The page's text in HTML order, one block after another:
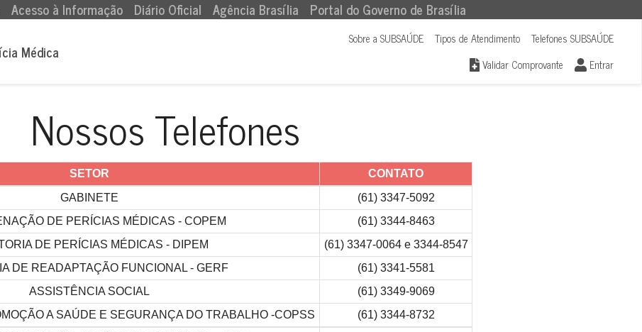
Acesso à Informação Diário Oficial Agência Brasília Portal do Governo de Brasília
Médica
Sobre a SUBSAÚDE Tipos de Atendimento
Telefones SUBSAÚDE
Validar Comprovante
Entrar
Nossos Telefones
SETOR
CONTATO
GABINETE
(61) 3347-5092
DE PERÍCIAS MÉDICAS - COPEM
(61) 3344-8463
DE PERÍCIAS MÉDICAS - DIPEM
(61) 3347-0064 e 3344-8547
DE READAPTAÇÃO FUNCIONAL - GERF
(61) 3341-5581
ASSISTÊNCIA SOCIAL
(61) 3349-9069
A SAÚDE E SEGURANÇA DO TRABALHO -COPSS
(61) 3344-8732